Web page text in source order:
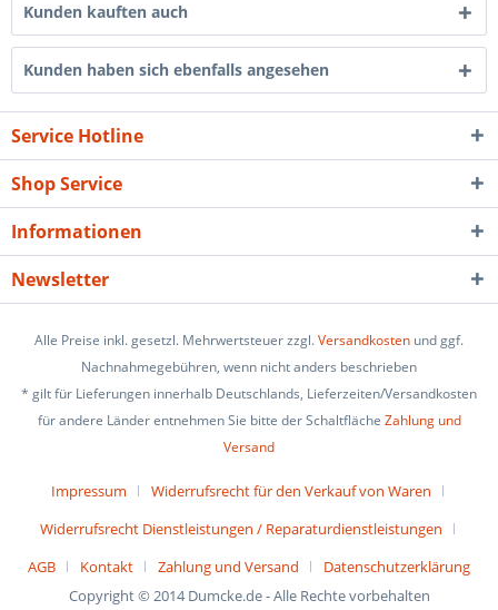
Kunden kauften auch
Kunden haben sich ebenfalls angesehen
Service Hotline
Shop Service
Informationen
Newsletter
Alle Preise inkl. gesetzl. Mehrwertsteuer zzgl.Versandkosten und ggf.
Nachnahmegebühren, wenn nicht anders beschrieben
* gilt für Lieferungen innerhalb Deutschlands, Lieferzeiten/Versandkosten
für andere Länder entnehmen Sie bitte der Schaltfläche Zahlung und
Versand
Impressum
Widerrufsrecht für den Verkauf von Waren
Widerrufsrecht Dienstleistungen / Reparaturdienstleistungen
AGB
Kontakt Zahlung und Versand
Datenschutzerklärung
Copyright © 2014 Dumcke.de - Alle Rechte vorbehalten